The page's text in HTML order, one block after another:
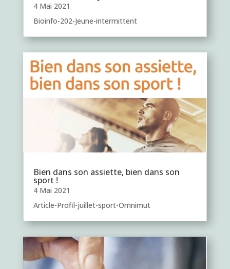
4 Mai 2021
Bioinfo-202-Jeune-intermittent
Bien dans son assiette, bien dans son
sport !
4 Mai 2021
Article-Profil-juillet-sport-Omnimut